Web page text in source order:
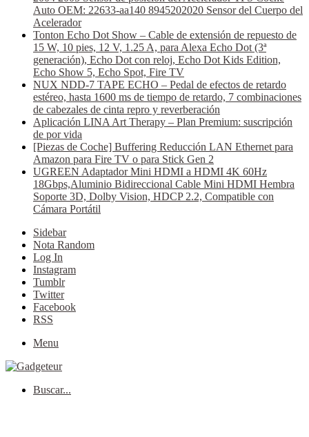
Auto OEM: 22633-aa140 8945202020 Sensor del Cuerpo del
Acelerador
Tonton Echo Dot Show – Cable de extensión de repuesto de
15 W, 10 pies, 12 V, 1.25 A, para Alexa Echo Dot (3ª
generación), Echo Dot con reloj, Echo Dot Kids Edition,
Echo Show 5, Echo Spot, Fire TV
NUX NDD-7 TAPE ECHO – Pedal de efectos de retardo
estéreo, hasta 1600 ms de tiempo de retardo, 7 combinaciones
de cabezales de cinta repro y reverberación
Aplicación LINA Art Therapy – Plan Premium: suscripción
de por vida
[Piezas de Coche] Buffering Reducción LAN Ethernet para
Amazon para Fire TV o para Stick Gen 2
UGREEN Adaptador Mini HDMI a HDMI 4K 60Hz
18Gbps,Aluminio Bidireccional Cable Mini HDMI Hembra
Soporte 3D, Dolby Vision, HDCP 2.2, Compatible con
Cámara Portátil
Sidebar
Nota Random
Log In
Instagram
Tumblr
Twitter
Facebook
RSS
Menu
Buscar...